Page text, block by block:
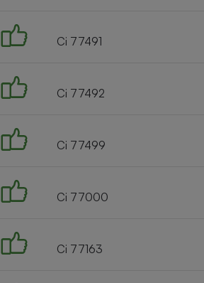
Ci 77491
Ci 77492
Ci 77499
Ci 77000
Ci 77163